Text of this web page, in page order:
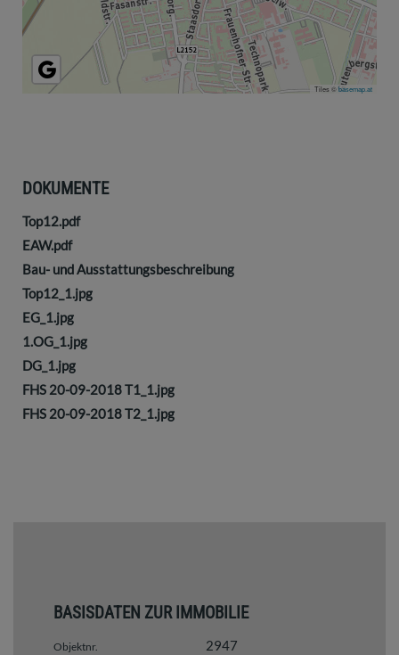
Tiles ©basemap.at
DOKUMENTE
Top12.pdf
EAW.pdf
Bau- und Ausstattungsbeschreibung
Top12_1.jpg
EG_1.jpg
1.OG_1.jpg
DG_1.jpg
FHS 20-09-2018 T1_1.jpg
FHS 20-09-2018 T2_1.jpg
BASISDATEN ZUR IMMOBILIE
Objektnr. 2947